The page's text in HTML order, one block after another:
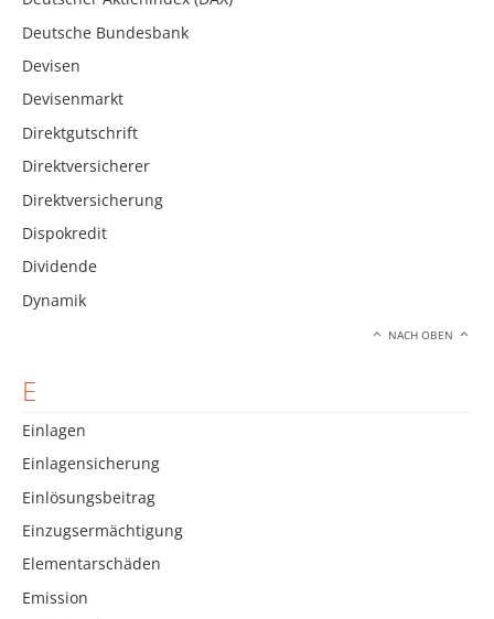
Deutsche Bundesbank
Devisen
Devisenmarkt
Direktgutschrift
Direktversicherer
Direktversicherung
Dispokredit
Dividende
Dynamik
NACH OBEN
E
Einlagen
Einlagensicherung
Einlösungsbeitrag
Einzugsermächtigung
Elementarschäden
Emission